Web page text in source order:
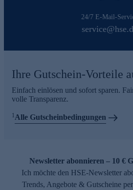
24/7 E-Mail-
Ihre Gutschein-Vorteile
Einfach einlösen und sofort sparen.
volle Transparenz.
1Alle Gutscheinbedingungen
Newsletter abonnieren – 10 €
Ich möchte den HSE-Newsletter
Trends, Angebote & Gutscheine